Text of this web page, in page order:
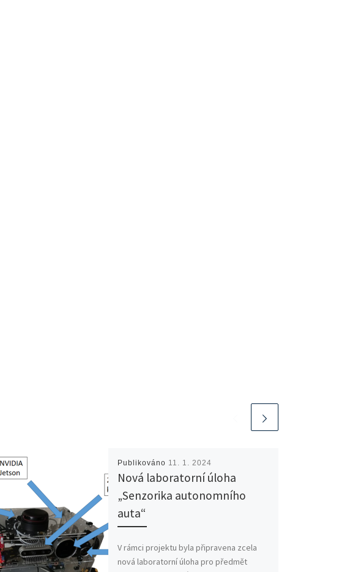
Publikováno 11. 1. 2024
Nová laboratorní úloha
„Senzorika autonomního
auta“
V rámci projektu byla připravena zcela
nová laboratorní úloha pro předmět